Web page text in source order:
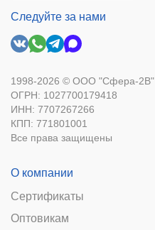
Следуйте за нами
1998-2026 © ООО "Сфера-2В"
ОГРН: 1027700179418
ИНН: 7707267266
КПП: 771801001
Все права защищены
О компании
Сертификаты
Оптовикам